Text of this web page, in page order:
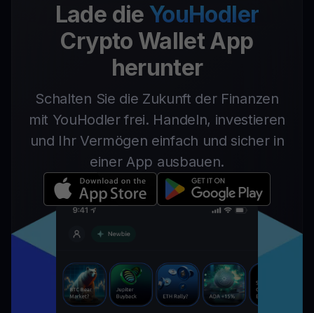
Lade die YouHodler
Crypto Wallet App
herunter
Schalten Sie die Zukunft der Finanzen
mit YouHodler frei. Handeln, investieren
und Ihr Vermögen einfach und sicher in
einer App ausbauen.